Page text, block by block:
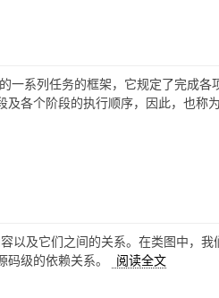
一系列任务的框架，它规定了完成
各个阶段的执行顺序，因此，也称
以及它们之间的关系。在类图中，
码级的依赖关系。
阅读全文